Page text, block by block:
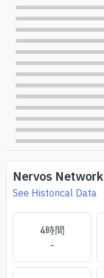
Nervos Network
See Historical Data
4時間
-